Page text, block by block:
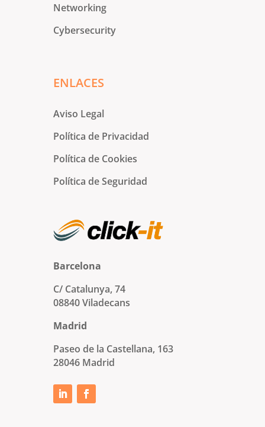
Networking
Cybersecurity
ENLACES
Aviso Legal
Política de Privacidad
Política de Cookies
Política de Seguridad
Barcelona
C/ Catalunya, 74
08840 Viladecans
Madrid
Paseo de la Castellana, 163
28046 Madrid